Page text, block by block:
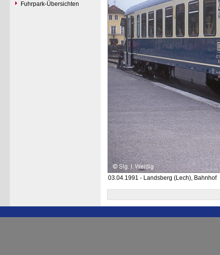
Fuhrpark-Übersichten
03.04.1991 - Landsberg (Lech), Bahnhof